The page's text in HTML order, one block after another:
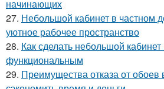
начинающих
27. Небольшой кабинет в частном
уютное рабочее пространство
28. Как сделать небольшой
функциональным
29. Преимущества отказа от обоев